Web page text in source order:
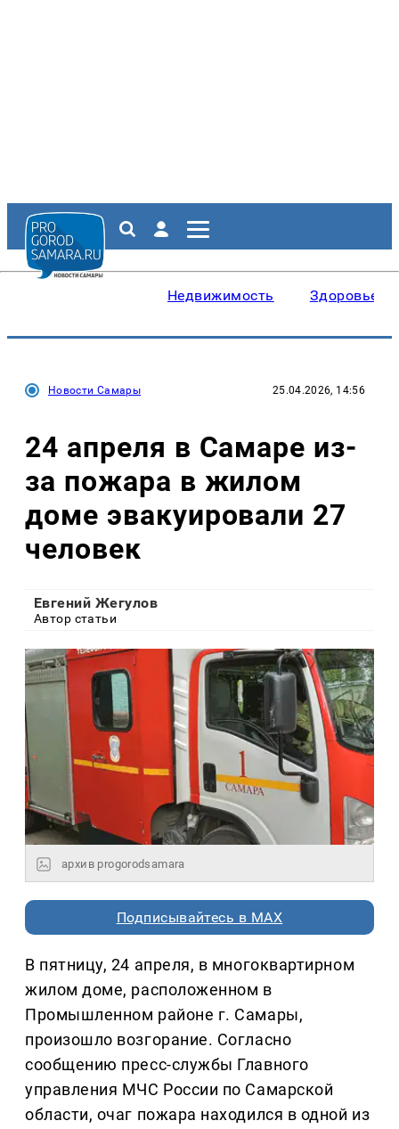
Недвижимость Здоровье
Новости Самары 25.04.2026, 14:56
24 апреля в Самаре из-
за пожара в жилом
доме эвакуировали 27
человек
Евгений Жегулов
Автор статьи
архив progorodsamara
Подписывайтесь в MAX
В пятницу, 24 апреля, в многоквартирном
жилом доме, расположенном в
Промышленном районе г. Самары,
произошло возгорание. Согласно
сообщению пресс-службы Главного
управления МЧС России по Самарской
области, очаг пожара находился в одной из